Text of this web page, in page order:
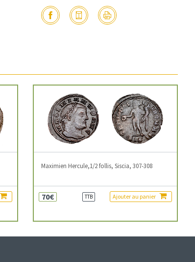
Maximien Hercule,1/2 follis, Siscia, 307-308
70€ TTB Ajouter au panier